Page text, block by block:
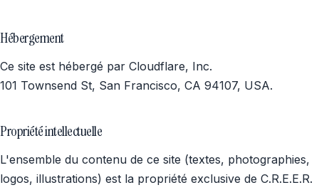
Hébergement
Ce site est hébergé par Cloudflare, Inc.
101 Townsend St, San Francisco, CA 94107, USA.
Propriété intellectuelle
L'ensemble du contenu de ce site (textes, photographies,
logos, illustrations) est la propriété exclusive de C.R.E.E.R.